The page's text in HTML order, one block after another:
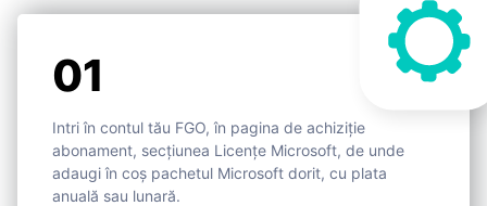
01
Intri în contul tău FGO, în pagina de achiziție
abonament, secțiunea Licențe Microsoft, de unde
adaugi în coș pachetul Microsoft dorit, cu plata
anuală sau lunară.